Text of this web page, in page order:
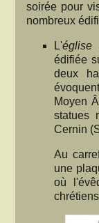
soirée pour
nombreux
L'église
édifiée
deux
Moyen
statues
Cernin
Au
une
où